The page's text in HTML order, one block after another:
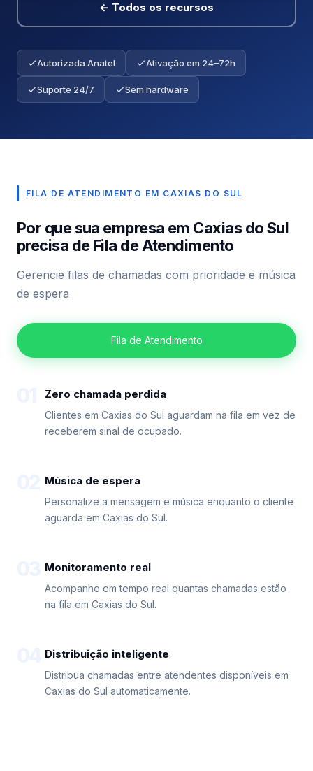
← Todos os recursos
Autorizada Anatel Ativação em 24–72h
Suporte 24/7 Sem hardware
FILA DE ATENDIMENTO EM CAXIAS DO SUL
Por que sua empresa em Caxias do Sul
precisa de Fila de Atendimento
Gerencie filas de chamadas com prioridade e música
de espera
Fila de Atendimento
Zero chamada perdida
Clientes em Caxias do Sul aguardam na fila em vez de
receberem sinal de ocupado.
Música de espera
Personalize a mensagem e música enquanto o cliente
aguarda em Caxias do Sul.
Monitoramento real
Acompanhe em tempo real quantas chamadas estão
na fila em Caxias do Sul.
Distribuição inteligente
Distribua chamadas entre atendentes disponíveis em
Caxias do Sul automaticamente.